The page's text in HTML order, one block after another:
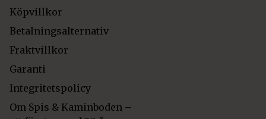
Köpvillkor
Betalningsalternativ
Fraktvillkor
Garanti
Integritetspolicy
Om Spis & Kaminboden –